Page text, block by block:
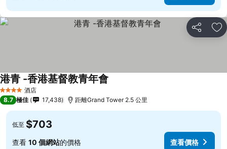
分享 放
4 星級 酒店
港青 -香港基督教青年會
8.7 極佳 17,438 距離Grand Tower 2.5 公里
低至 $703
查看 10 個網站的價格 查看價格